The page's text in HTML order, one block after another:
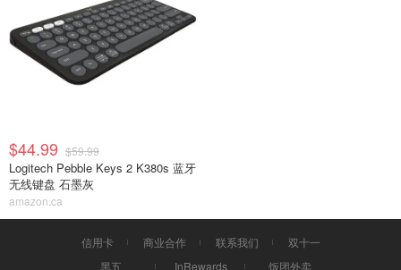
$44.99 $59.99
Logitech Pebble Keys 2 K380s 蓝牙
无线键盘 石墨灰
amazon.ca
信用卡 商业合作 联系我们
双十一
黑五
InRewards 饭团外卖